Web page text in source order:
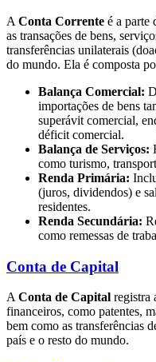
A Conta Corrente é a parte
as transações de bens,
transferências unilaterais
do mundo. Ela é composta
Balança Comercial:
importações de bens
superávit comercial,
déficit comercial.
Balança de Serviços:
como turismo,
Renda Primária:
(juros, dividendos) e
residentes.
Renda Secundária:
como remessas de
Conta de Capital
A Conta de Capital registra
financeiros, como patentes,
bem como as transferências
país e o resto do mundo.